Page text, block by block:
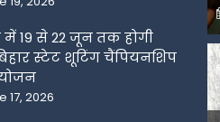
में 19 से 22 जून तक होगी
स्टेट शूटिंग चैंपियनशिप
17, 2026